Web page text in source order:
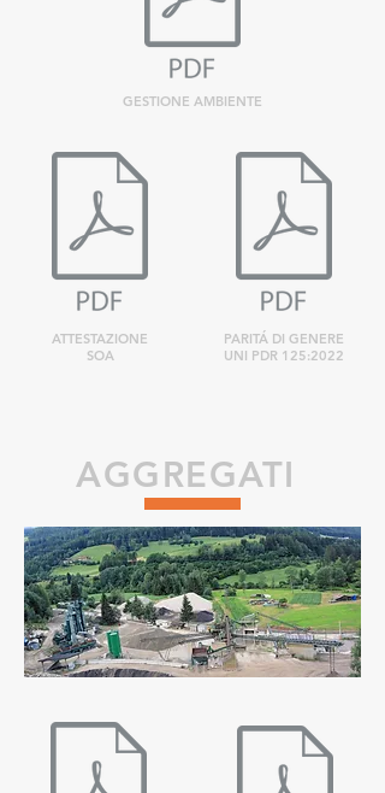
GESTIONE AMBIENTE
ATTESTAZIONE
SOA
PARITÁ DI GENERE
UNI PDR 125:2022
AGGREGATI